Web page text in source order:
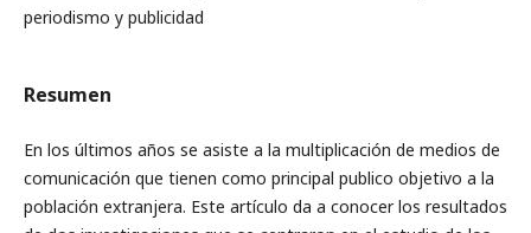
periodismo y publicidad
Resumen
En los últimos años se asiste a la multiplicación de medios de
comunicación que tienen como principal publico objetivo a la
población extranjera. Este artículo da a conocer los resultados